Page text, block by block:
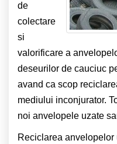
de
colectare
si
valorificare a
deseurilor de cauciuc
avand ca scop
mediului inconjurator.
noi anvelopele uzate
Reciclarea